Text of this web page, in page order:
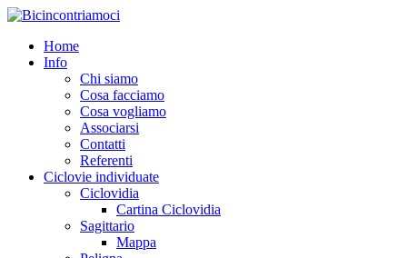
Home
Info
Chi siamo
Cosa facciamo
Cosa vogliamo
Associarsi
Contatti
Referenti
Ciclovie individuate
Ciclovidia
Cartina Ciclovidia
Sagittario
Mappa